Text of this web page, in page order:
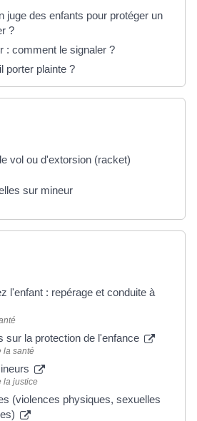
juge des enfants pour protéger un
?
: comment le signaler ?
porter plainte ?
vol ou d'extorsion (racket)
sur mineur
l'enfant : repérage et conduite à
sur la protection de l'enfance
la santé
la justice
(violences physiques, sexuelles